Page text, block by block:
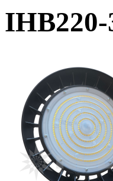
IHB220-